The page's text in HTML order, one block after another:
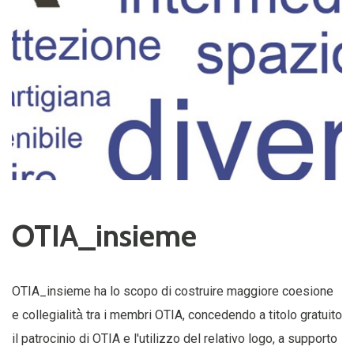
OTIA_insieme
OTIA_insieme ha lo scopo di costruire maggiore coesione
e collegialità̀ tra i membri OTIA, concedendo a titolo gratuito
il patrocinio di OTIA e l'utilizzo del relativo logo, a supporto